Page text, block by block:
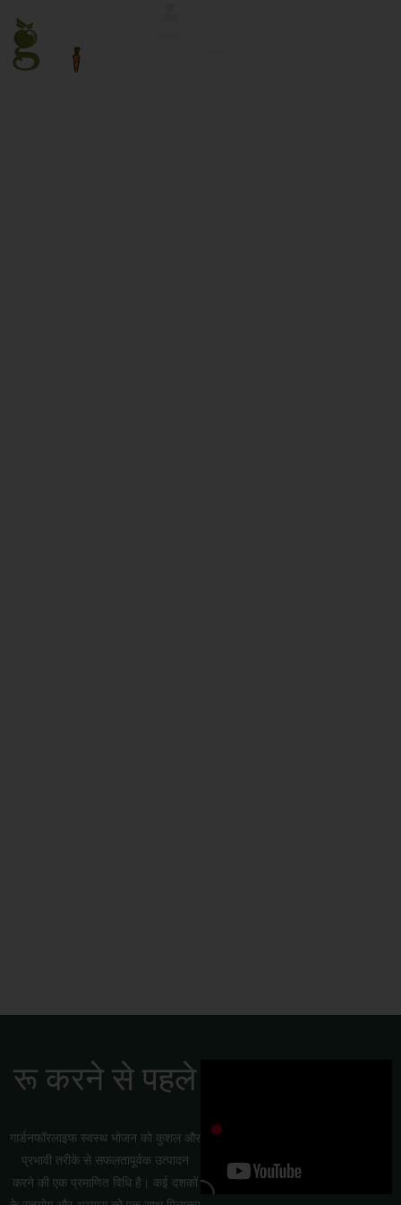
रू करने से पहले
गार्डनफॉरलाइफ स्वस्थ भोजन को कुशल और
प्रभावी तरीके से सफलतापूर्वक उत्पादन
करने की एक प्रमाणित विधि है। कई दशकों